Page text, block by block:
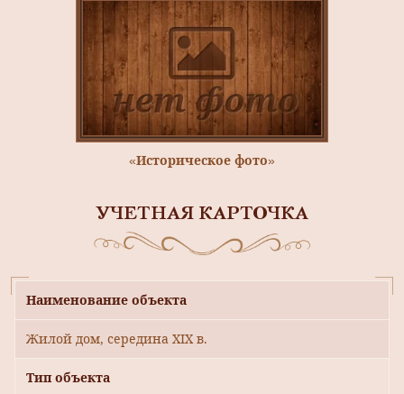
«Историческое фото»
УЧЕТНАЯ КАРТОЧКА
Наименование объекта
Жилой дом, середина XIX в.
Тип объекта